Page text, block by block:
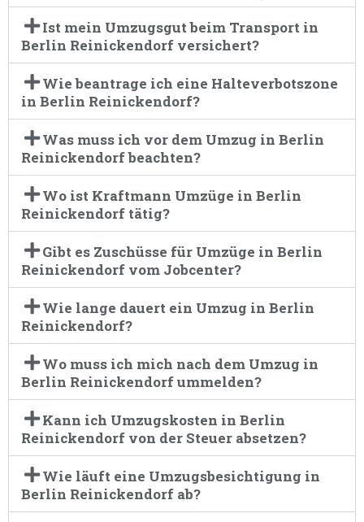
Ist mein Umzugsgut beim Transport in
Berlin Reinickendorf versichert?
Wie beantrage ich eine Halteverbotszone
in Berlin Reinickendorf?
Was muss ich vor dem Umzug in Berlin
Reinickendorf beachten?
Wo ist Kraftmann Umzüge in Berlin
Reinickendorf tätig?
Gibt es Zuschüsse für Umzüge in Berlin
Reinickendorf vom Jobcenter?
Wie lange dauert ein Umzug in Berlin
Reinickendorf?
Wo muss ich mich nach dem Umzug in
Berlin Reinickendorf ummelden?
Kann ich Umzugskosten in Berlin
Reinickendorf von der Steuer absetzen?
Wie läuft eine Umzugsbesichtigung in
Berlin Reinickendorf ab?